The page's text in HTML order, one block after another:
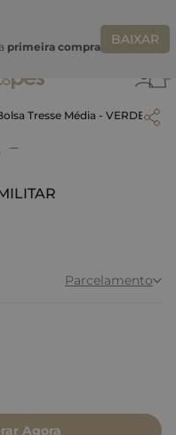
primeira compra BAIXAR
o código do seu vendedor*
Tresse Média - VERDE
Parcelamento
Agora